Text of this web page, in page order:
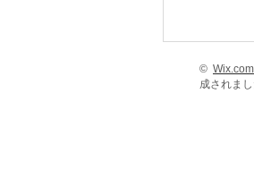
© Wix.com
成されま